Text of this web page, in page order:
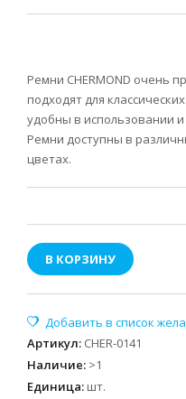
Ремни CHERMOND очень
подходят для
удобны в использовании
Ремни доступны в
цветах.
В КОРЗИНУ
Артикул: CHER-0141
Наличие: >1
Единица: шт.